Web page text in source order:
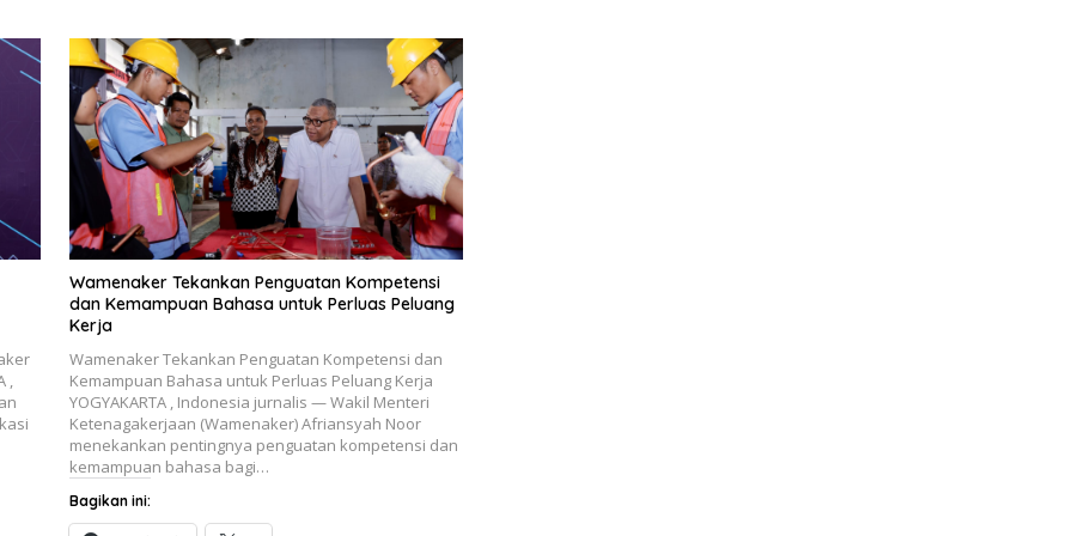
,
Wamenaker Tekankan Penguatan Kompetensi
dan Kemampuan Bahasa untuk Perluas Peluang
Kerja
Wamenaker Tekankan Penguatan Kompetensi dan
Kemampuan Bahasa untuk Perluas Peluang Kerja
YOGYAKARTA , Indonesia jurnalis — Wakil Menteri
Ketenagakerjaan (Wamenaker) Afriansyah Noor
menekankan pentingnya penguatan kompetensi dan
kemampuan bahasa bagi…
Bagikan ini: